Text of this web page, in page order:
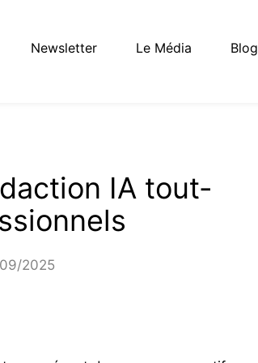
Newsletter Le Média Blog
IA tout-
2025